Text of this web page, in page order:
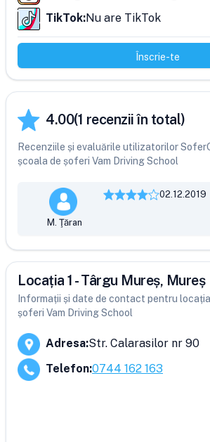
TikTok:Nu are TikTok
Înscrie-te
4.00(1 recenzii în total)
Recenziile și evaluările utilizatorilor
școala de șoferi Vam Driving School
M. Ţăran
02.12.2019
Locația 1 - Târgu Mureș, Mureș
Informații și date de contact pentru locația
șoferi Vam Driving School
Adresa:Str. Calarasilor nr 90
Telefon:0744 162 163